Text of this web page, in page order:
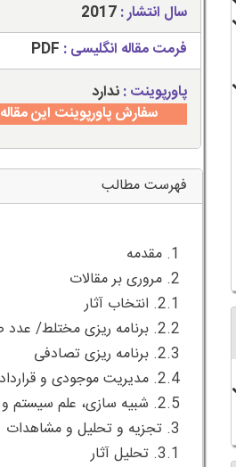
سال انتشار :2017
فرمت مقاله انگلیسی : PDF
پاورپوینت :ندارد
سفارش پاورپوینت این مقاله
فهرست مطالب
2.1. انتخاب آثار
3.1. تحلیل آثار